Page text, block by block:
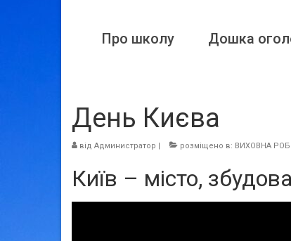
Про школу Дошка
День Києва
від Администратор | розміщено в: ВИХОВНА
Київ – місто,